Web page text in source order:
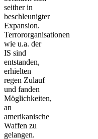
seither in
beschleunigter
Expansion.
Terrororganisationen
wie u.a. der
IS sind
entstanden,
erhielten
regen Zulauf
und fanden
Möglichkeiten,
an
amerikanische
Waffen zu
gelangen.